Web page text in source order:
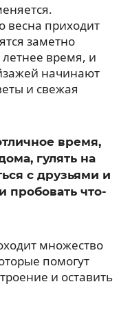
весна приходит
заметно
время, и
начинают
и свежая
время,
гулять на
с друзьями и
пробовать что-
множество
помогут
и оставить